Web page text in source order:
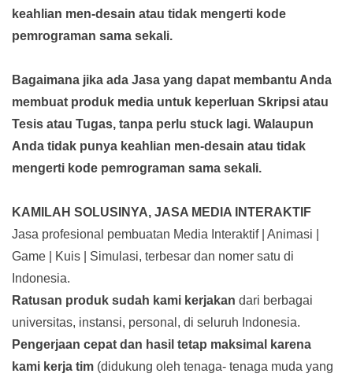
keahlian men-desain atau tidak mengerti kode
pemrograman sama sekali.
Bagaimana jika ada Jasa yang dapat membantu Anda
membuat produk media untuk keperluan Skripsi atau
Tesis atau Tugas, tanpa perlu stuck lagi. Walaupun
Anda tidak punya keahlian men-desain atau tidak
mengerti kode pemrograman sama sekali.
KAMILAH SOLUSINYA, JASA MEDIA INTERAKTIF
Jasa profesional pembuatan Media Interaktif | Animasi |
Game | Kuis | Simulasi, terbesar dan nomer satu di
Indonesia.
Ratusan produk sudah kami kerjakan dari berbagai
universitas, instansi, personal, di seluruh Indonesia.
Pengerjaan cepat dan hasil tetap maksimal karena
kami kerja tim (didukung oleh tenaga- tenaga muda yang